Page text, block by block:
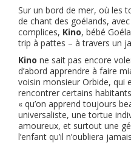
Sur un bord de mer, où les
de chant des goélands,
complices, Kino, bébé
trip à pattes – à travers un
Kino ne sait pas encore
d’abord apprendre à faire
voisin monsieur Orbide, qui
rencontrer certains
« qu’on apprend toujours
universaliste, une tortue
amoureux, et surtout une
l’enfant qu’il n’oubliera